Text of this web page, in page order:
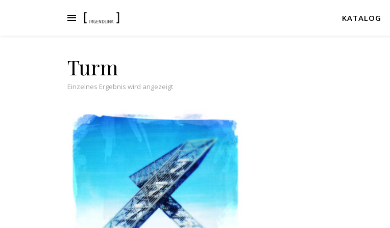
KATALOG
Turm
Einzelnes Ergebnis wird angezeigt